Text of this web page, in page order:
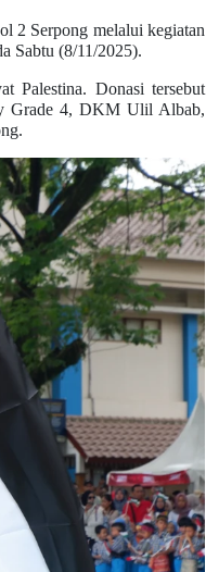
2 Serpong melalui kegiatan
Sabtu (8/11/2025).
Palestina. Donasi tersebut
Grade 4, DKM Ulil Albab,